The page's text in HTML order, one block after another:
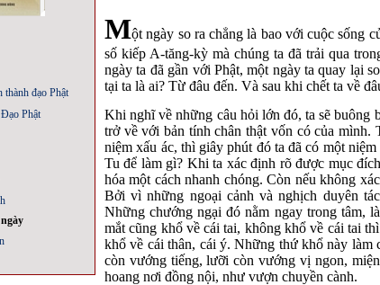
thành đạo Phật
Phật
Một ngày so ra chẳng là bao với cuộc sống
số kiếp A-tăng-kỳ mà chúng ta đã trải qua
ngày ta đã gần với Phật, một ngày ta quay lại
tại ta là ai? Từ đâu đến. Và sau khi chết ta về
Khi nghĩ về những câu hỏi lớn đó, ta sẽ buông
trở về với bản tính chân thật vốn có của
niệm xấu ác, thì giây phút đó ta đã có một
Tu để làm gì? Khi ta xác định rõ được mục
hóa một cách nhanh chóng. Còn nếu không
Bởi vì những ngoại cảnh và nghịch duyên
Những chướng ngại đó nằm ngay trong tâm,
mắt cũng khổ về cái tai, không khổ về cái tai
khổ về cái thân, cái ý. Những thứ khổ này
còn vướng tiếng, lưỡi còn vướng vị ngon,
hoang nơi đồng nội, như vượn chuyền cành.